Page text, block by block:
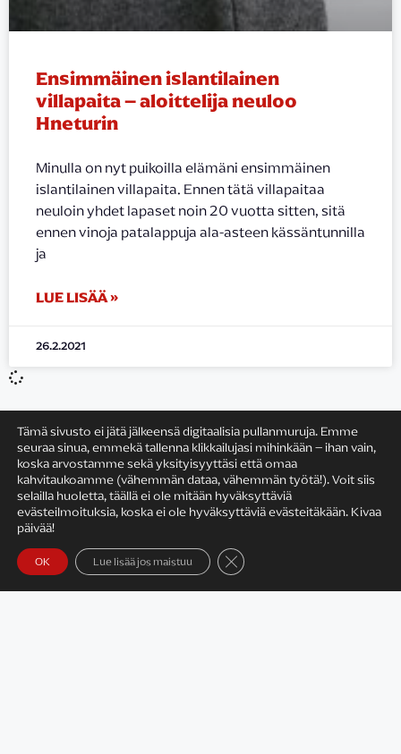
Ensimmäinen islantilainen
villapaita – aloittelija neuloo
Hneturin
Minulla on nyt puikoilla elämäni ensimmäinen
islantilainen villapaita. Ennen tätä villapaitaa
neuloin yhdet lapaset noin 20 vuotta sitten, sitä
ennen vinoja patalappuja ala-asteen kässäntunnilla
ja
LUE LISÄÄ »
26.2.2021
Satu Rämö
Tämä sivusto ei jätä jälkeensä digitaalisia pullanmuruja. Emme
seuraa sinua, emmekä tallenna klikkailujasi mihinkään – ihan vain,
koska arvostamme sekä yksityisyyttäsi että omaa
kahvitaukoamme (vähemmän dataa, vähemmän työtä!). Voit siis
selailla huoletta, täällä ei ole mitään hyväksyttäviä
evästeilmoituksia, koska ei ole hyväksyttäviä evästeitäkään. Kivaa
päivää!
OK Lue lisää jos maistuu Sulje evästebanneri